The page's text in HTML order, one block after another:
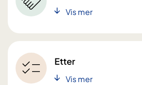
Vis mer
Etter
Vis mer